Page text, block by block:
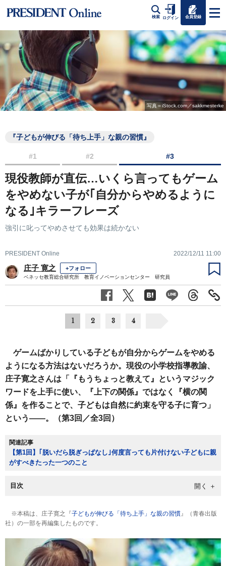
検索 ログイン 会員登録
写真＝iStock.com／sakkmesterke
『子どもが伸びる「待ち上手」な親の習慣』
#1 #2 #3
現役教師が直伝…いくら言ってもゲーム
をやめない子が｢自分からやめるように
なる｣キラーフレーズ
強引に叱ってやめさせても効果は続かない
PRESIDENT Online 2022/12/11 11:00
庄子 寛之 +フォロー
ベネッセ教育総合研究所 教育イノベーションセンター 研究員
1 2 3 4
ゲームばかりしている子どもが自分からゲームをやめる
ようになる方法はないだろうか。現役の小学校指導教諭、
庄子寛之さんは「『もうちょっと教えて』というマジック
ワードを上手に使い、『上下の関係』ではなく『横の関
係』を作ることで、子どもは自然に約束を守る子に育つ」
という――。（第3回／全3回）
関連記事
【第1回】｢脱いだら脱ぎっぱなし｣何度言っても片付けない子どもに親
がすべきたった一つのこと
目次
※本稿は、庄子寛之『子どもが伸びる「待ち上手」な親の習慣 』（青春出版
社）の一部を再編集したものです。